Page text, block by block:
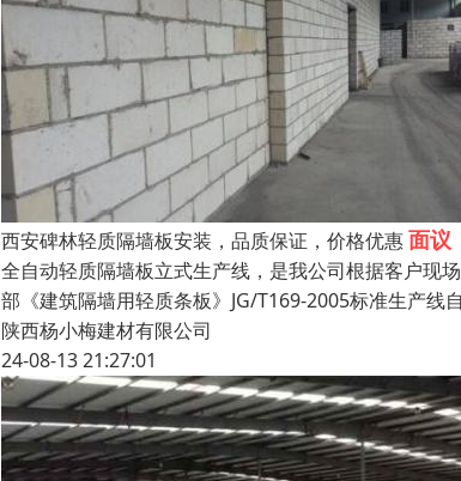
西安碑林轻质隔墙板安装，品质保证，价格优惠面议
全自动轻质隔墙板立式生产线，是我公司根据客户现
部《建筑隔墙用轻质条板》JG/T169-2005标准生产
陕西杨小梅建材有限公司
24-08-13 21:27:01